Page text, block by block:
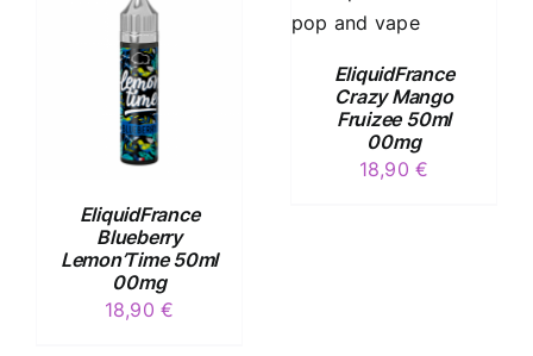
EliquidFrance
Blueberry
Lemon’Time 50ml
00mg
18,90€
DÉTAILS
EliquidFrance
Crazy Mango
Fruizee 50ml
00mg
18,90€